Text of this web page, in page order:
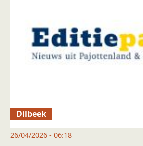
Dilbeek
26/04/2026 - 06:18